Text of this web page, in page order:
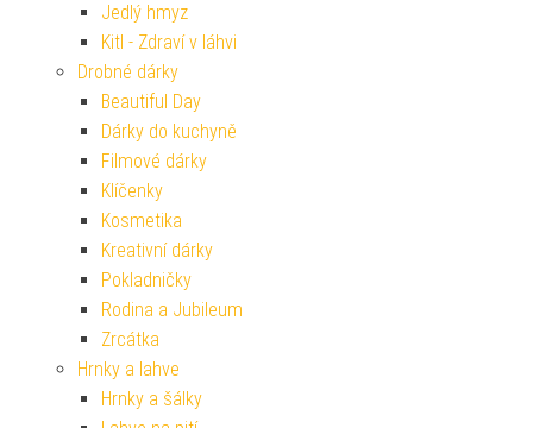
Jedlý hmyz
Kitl - Zdraví v láhvi
Drobné dárky
Beautiful Day
Dárky do kuchyně
Filmové dárky
Klíčenky
Kosmetika
Kreativní dárky
Pokladničky
Rodina a Jubileum
Zrcátka
Hrnky a lahve
Hrnky a šálky